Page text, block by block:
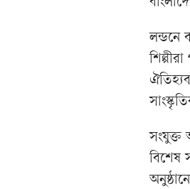
লন্ডনে
সংযুক্ত
বিশেষ